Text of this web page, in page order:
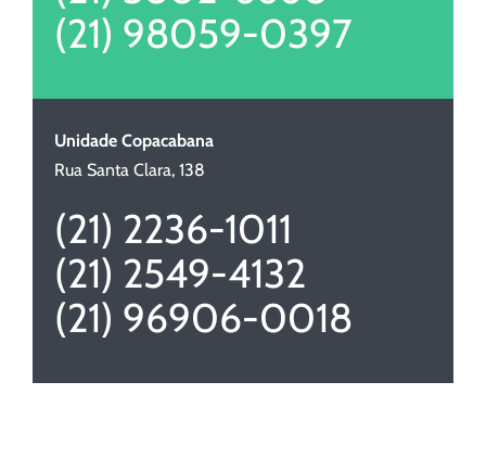
(21) 98059-0397
Unidade Copacabana
Rua Santa Clara, 138
(21) 2236-1011
(21) 2549-4132
(21) 96906-0018